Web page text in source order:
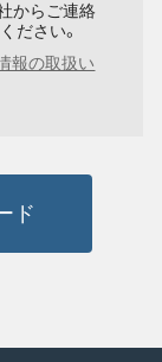
からご連絡
ださい。
報の取扱い
ド